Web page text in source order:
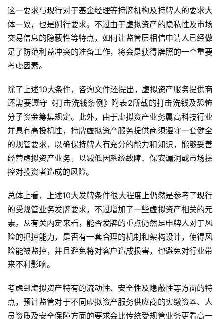
这一要求与现行对于基金经理等持牌机构及持牌人的要求大
体一致，也是例行要求。不过由于虚拟资产的隐私性及市场
交易信息的隐蔽性等特点，如何让监管层相信申请人已经做
足了防范利益冲突的准备工作，将会是获得牌照的一个重要
考虑因素。
除了上述10大条件，咨询文件还提出，虚拟资产服务提供商
还需要遵守《打击洗钱条例》附表2所载的打击洗钱及恐怖
分子资金筹集规定。此外，由于虚拟资产业务属高科技行业
并具有高投机性，持牌虚拟资产服务提供商须遵守一套健全
的规管要求，以确保持牌人有充分的能力和知识，能够妥善
经营虚拟资产业务，以减低因系统故障、保安漏洞或市场操
控对投资者造成的风险。
总体上看，上述10大发牌条件很大程度上仍然是参考了现行
的受规管业务发牌要求，不过增加了一些虚拟资产相关的元
素。从有关内定来看，能否发牌的重点仍然是申牌人对于风
险的把控能力，是否有一套合理的机制和架构设计，使得风
险能被监控，并且避免将对客户造成损害，也避免对行业带
来不利影响。
考虑到虚拟资产特有的流动性、安全性及隐蔽性等方面的特
点，预计监管对于不同虚拟资产服务供应商的实缴资本、人
员资质及安全保障方面的要求会比传统受规管业务更看高一